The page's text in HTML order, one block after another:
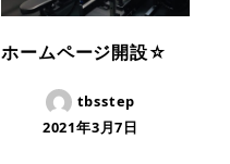
ホームページ開設☆
tbsstep
2021年3月7日